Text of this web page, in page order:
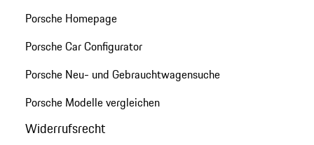
Porsche Homepage
Porsche Car Configurator
Porsche Neu- und Gebrauchtwagensuche
Porsche Modelle vergleichen
Widerrufsrecht